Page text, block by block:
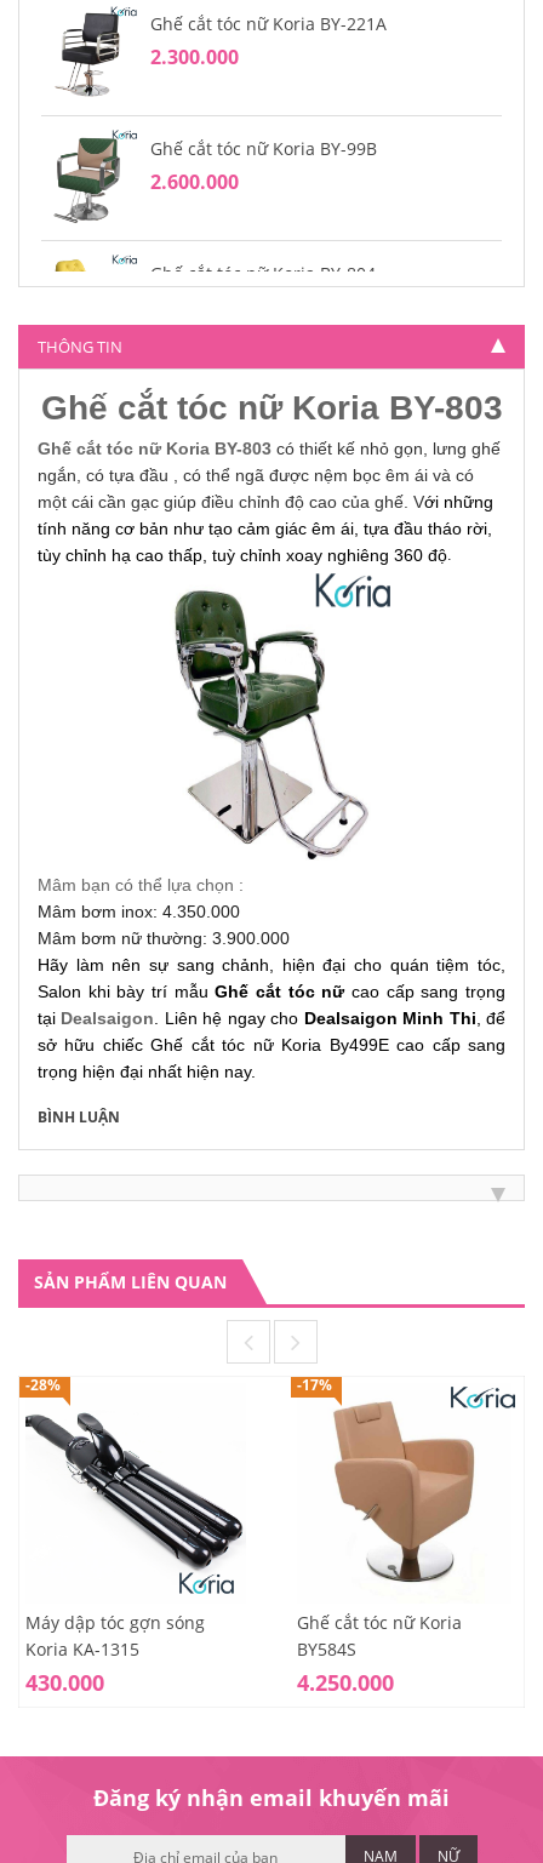
Ghế cắt tóc nữ Koria BY-221A
2.300.000
Ghế cắt tóc nữ Koria BY-99B
2.600.000
Ghế cắt tóc nữ Koria BY-804
THÔNG TIN
Ghế cắt tóc nữ Koria BY-803
Ghế cắt tóc nữ Koria BY-803 có thiết kế nhỏ gọn, lưng ghế
ngắn, có tựa đầu , có thể ngã được nệm bọc êm ái và có
một cái cần gạc giúp điều chỉnh độ cao của ghế. Với những
tính năng cơ bản như tạo cảm giác êm ái, tựa đầu tháo rời,
tùy chỉnh hạ cao thấp, tuỳ chỉnh xoay nghiêng 360 độ.
Mâm bạn có thể lựa chọn :
Mâm bơm inox: 4.350.000
Mâm bơm nữ thường: 3.900.000
Hãy làm nên sự sang chảnh, hiện đại cho quán tiệm tóc,
Salon khi bày trí mẫuGhế cắt tóc nữcao cấp sang trọng
tại Dealsaigon . Liên hệ ngay cho Dealsaigon Minh Thi , để
sở hữu chiếc Ghế cắt tóc nữ Koria By499E cao cấp sang
trọng hiện đại nhất hiện nay.
BÌNH LUẬN
SẢN PHẨM LIÊN QUAN
-28%
Máy dập tóc gợn sóng
Koria KA-1315
430.000
-17%
Ghế cắt tóc nữ Koria
BY584S
4.250.000
Đăng ký nhận email khuyến mãi
NAM NỮ